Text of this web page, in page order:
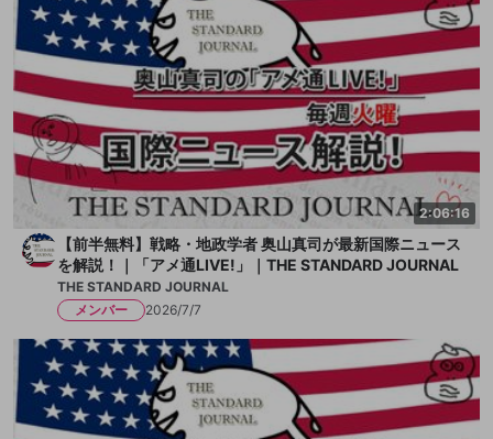
2:06:16
【前半無料】戦略・地政学者 奥山真司が最新国際ニュース
を解説！｜「アメ通LIVE!」｜THE STANDARD JOURNAL
THE STANDARD JOURNAL
メンバー
2026/7/7